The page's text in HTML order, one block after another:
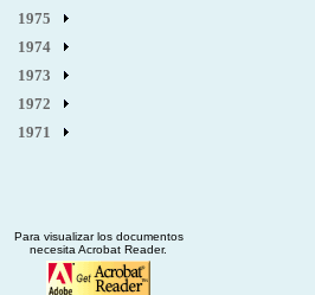
1975
1974
1973
1972
1971
Para visualizar los documentos
necesita Acrobat Reader.